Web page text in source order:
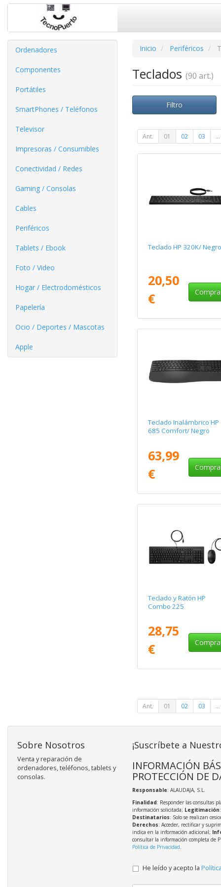
Ordenadores
Componentes
Portátiles
SmartPhones / Teléfonos
Televisor
Impresoras / Consumibles
Conectividad / Redes
Gaming / Consolas
Cables
Periféricos
Tablets / Ebook
Foto / Video
Hogar / Electrodomésticos
Papelería
Ocio / Deportes / Mascotas
Apple
Inicio Periféricos
Teclados (90 art.)
Filtro
Ant. 01 02 03 ...
Teclado HP 320K/ Negro
20,50
€
Teclado Inalámbrico HP
685 Comfort/ Negro
63,99
€
Teclado y Ratón HP
Combo 225
28,75
€
Ant. 01 02 03 ...
Sobre Nosotros
Venta y reparación de
ordenadores, teléfonos, tablets y
consolas.
¡Suscríbete a
INFORMACIÓN
PROTECCIÓN DE
Responsable: ALAUDAJA, S.L.
Finalidad: Responder las consultas
información solicitada; Legitimación
Destinatarios: Solo se realizan
Derechos: Acceder, rectificar y
indica en la información adicional;
consultar la información completa de
Política de Privacidad.
He leído y acepto la